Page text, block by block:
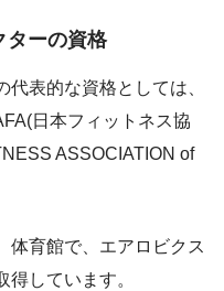
ターの資格
表的な資格としては、
日本フィットネス協
ASSOCIATION of
体育館で、エアロビクス
しています。